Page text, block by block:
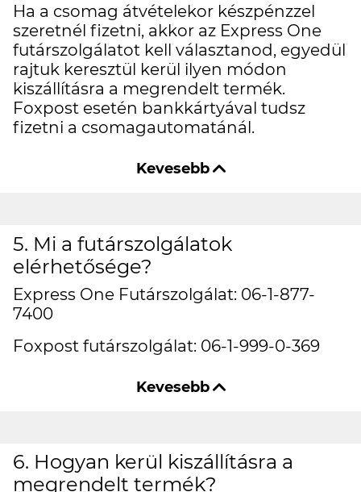
Ha a csomag átvételekor készpénzzel
szeretnél fizetni, akkor az Express One
futárszolgálatot kell választanod, egyedül
rajtuk keresztül kerül ilyen módon
kiszállításra a megrendelt termék.
Foxpost esetén bankkártyával tudsz
fizetni a csomagautomatánál.
5. Mi a futárszolgálatok
elérhetősége?
Express One Futárszolgálat: 06-1-877-
7400
Foxpost futárszolgálat: 06-1-999-0-369
6. Hogyan kerül kiszállításra a
megrendelt termék?